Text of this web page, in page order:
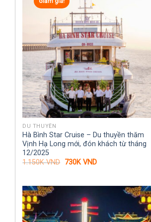
DU THUYỀN
Hà Bình Star Cruise – Du thuyền thăm
Vịnh Hạ Long mới, đón khách từ tháng
12/2025
1.150KVND Giá
730KVNDGiá
730K VND.